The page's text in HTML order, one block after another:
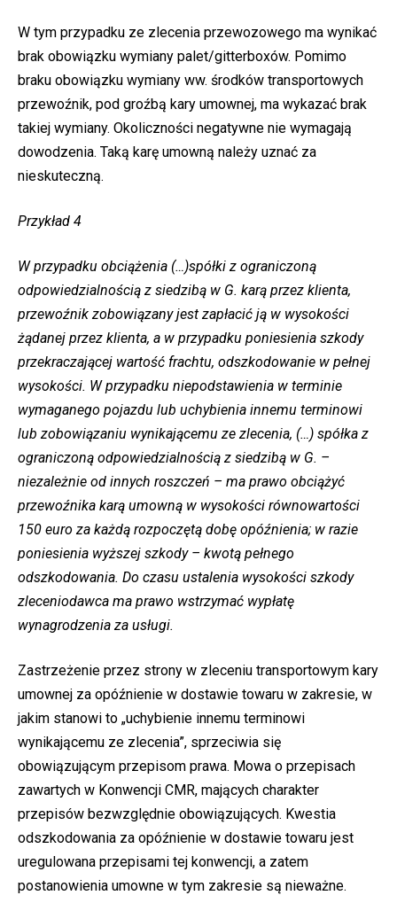
W tym przypadku ze zlecenia przewozowego ma wynikać
brak obowiązku wymiany palet/gitterboxów. Pomimo
braku obowiązku wymiany ww. środków transportowych
przewoźnik, pod groźbą kary umownej, ma wykazać brak
takiej wymiany. Okoliczności negatywne nie wymagają
dowodzenia. Taką karę umowną należy uznać za
nieskuteczną.
Przykład 4
W przypadku obciążenia (…)spółki z ograniczoną
odpowiedzialnością z siedzibą w G. karą przez klienta,
przewoźnik zobowiązany jest zapłacić ją w wysokości
żądanej przez klienta, a w przypadku poniesienia szkody
przekraczającej wartość frachtu, odszkodowanie w pełnej
wysokości. W przypadku niepodstawienia w terminie
wymaganego pojazdu lub uchybienia innemu terminowi
lub zobowiązaniu wynikającemu ze zlecenia, (…) spółka z
ograniczoną odpowiedzialnością z siedzibą w G. –
niezależnie od innych roszczeń – ma prawo obciążyć
przewoźnika karą umowną w wysokości równowartości
150 euro za każdą rozpoczętą dobę opóźnienia; w razie
poniesienia wyższej szkody – kwotą pełnego
odszkodowania. Do czasu ustalenia wysokości szkody
zleceniodawca ma prawo wstrzymać wypłatę
wynagrodzenia za usługi.
Zastrzeżenie przez strony w zleceniu transportowym kary
umownej za opóźnienie w dostawie towaru w zakresie, w
jakim stanowi to „uchybienie innemu terminowi
wynikającemu ze zlecenia”, sprzeciwia się
obowiązującym przepisom prawa. Mowa o przepisach
zawartych w Konwencji CMR, mających charakter
przepisów bezwzględnie obowiązujących. Kwestia
odszkodowania za opóźnienie w dostawie towaru jest
uregulowana przepisami tej konwencji, a zatem
postanowienia umowne w tym zakresie są nieważne.